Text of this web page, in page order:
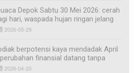
Depok Sabtu 30 Mei 2026: cerah
hari, waspada hujan ringan jelang
2026-05-29
berpotensi kaya mendadak April
finansial datang tanpa
2026-04-20